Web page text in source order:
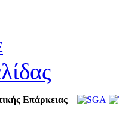
Επάρκειας